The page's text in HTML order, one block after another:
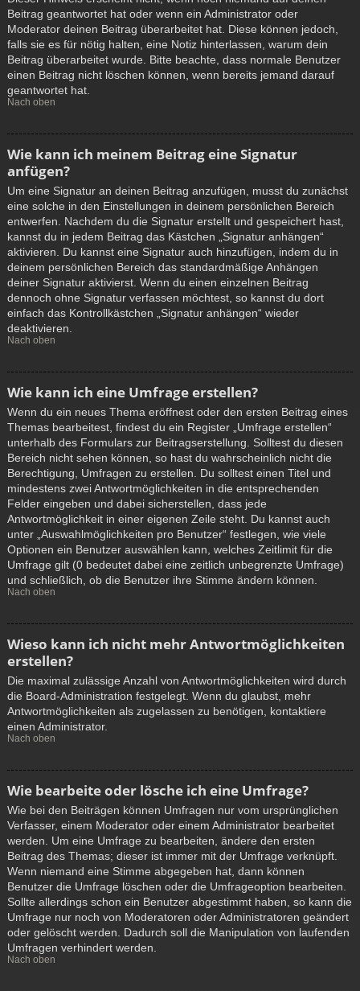
Beitrag geantwortet hat oder wenn ein Administrator oder
Moderator deinen Beitrag überarbeitet hat. Diese können jedoch,
falls sie es für nötig halten, eine Notiz hinterlassen, warum dein
Beitrag überarbeitet wurde. Bitte beachte, dass normale Benutzer
einen Beitrag nicht löschen können, wenn bereits jemand darauf
geantwortet hat.
Nach oben
Wie kann ich meinem Beitrag eine Signatur
anfügen?
Um eine Signatur an deinen Beitrag anzufügen, musst du zunächst
eine solche in den Einstellungen in deinem persönlichen Bereich
entwerfen. Nachdem du die Signatur erstellt und gespeichert hast,
kannst du in jedem Beitrag das Kästchen „Signatur anhängen“
aktivieren. Du kannst eine Signatur auch hinzufügen, indem du in
deinem persönlichen Bereich das standardmäßige Anhängen
deiner Signatur aktivierst. Wenn du einen einzelnen Beitrag
dennoch ohne Signatur verfassen möchtest, so kannst du dort
einfach das Kontrollkästchen „Signatur anhängen“ wieder
deaktivieren.
Nach oben
Wie kann ich eine Umfrage erstellen?
Wenn du ein neues Thema eröffnest oder den ersten Beitrag eines
Themas bearbeitest, findest du ein Register „Umfrage erstellen“
unterhalb des Formulars zur Beitragserstellung. Solltest du diesen
Bereich nicht sehen können, so hast du wahrscheinlich nicht die
Berechtigung, Umfragen zu erstellen. Du solltest einen Titel und
mindestens zwei Antwortmöglichkeiten in die entsprechenden
Felder eingeben und dabei sicherstellen, dass jede
Antwortmöglichkeit in einer eigenen Zeile steht. Du kannst auch
unter „Auswahlmöglichkeiten pro Benutzer“ festlegen, wie viele
Optionen ein Benutzer auswählen kann, welches Zeitlimit für die
Umfrage gilt (0 bedeutet dabei eine zeitlich unbegrenzte Umfrage)
und schließlich, ob die Benutzer ihre Stimme ändern können.
Nach oben
Wieso kann ich nicht mehr Antwortmöglichkeiten
erstellen?
Die maximal zulässige Anzahl von Antwortmöglichkeiten wird durch
die Board-Administration festgelegt. Wenn du glaubst, mehr
Antwortmöglichkeiten als zugelassen zu benötigen, kontaktiere
einen Administrator.
Nach oben
Wie bearbeite oder lösche ich eine Umfrage?
Wie bei den Beiträgen können Umfragen nur vom ursprünglichen
Verfasser, einem Moderator oder einem Administrator bearbeitet
werden. Um eine Umfrage zu bearbeiten, ändere den ersten
Beitrag des Themas; dieser ist immer mit der Umfrage verknüpft.
Wenn niemand eine Stimme abgegeben hat, dann können
Benutzer die Umfrage löschen oder die Umfrageoption bearbeiten.
Sollte allerdings schon ein Benutzer abgestimmt haben, so kann die
Umfrage nur noch von Moderatoren oder Administratoren geändert
oder gelöscht werden. Dadurch soll die Manipulation von laufenden
Umfragen verhindert werden.
Nach oben